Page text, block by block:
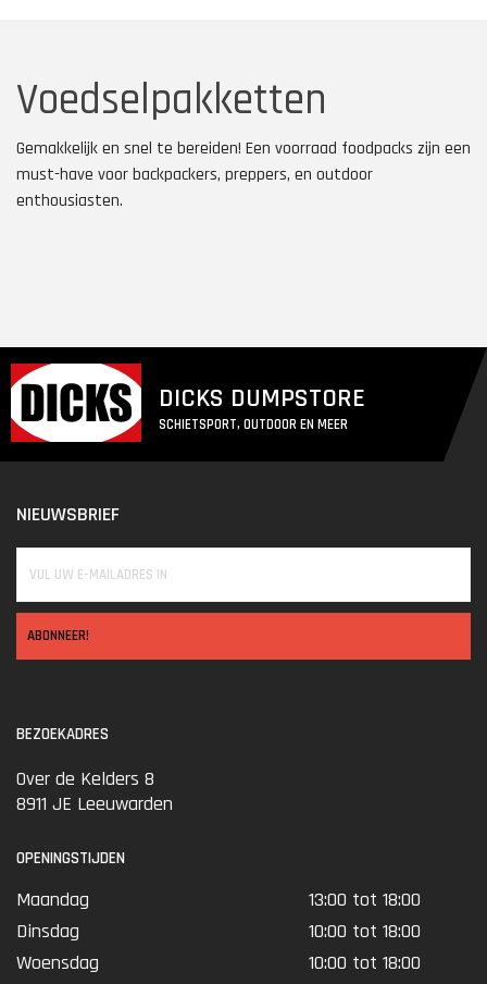
Voedselpakketten
Gemakkelijk en snel te bereiden! Een voorraad foodpacks zijn een
must-have voor backpackers, preppers, en outdoor
enthousiasten.
DICKS DUMPSTORE
SCHIETSPORT, OUTDOOR EN MEER
NIEUWSBRIEF
ABONNEER!
BEZOEKADRES
Over de Kelders 8
8911 JE Leeuwarden
OPENINGSTIJDEN
Maandag
13:00 tot 18:00
Dinsdag
10:00 tot 18:00
Woensdag
10:00 tot 18:00